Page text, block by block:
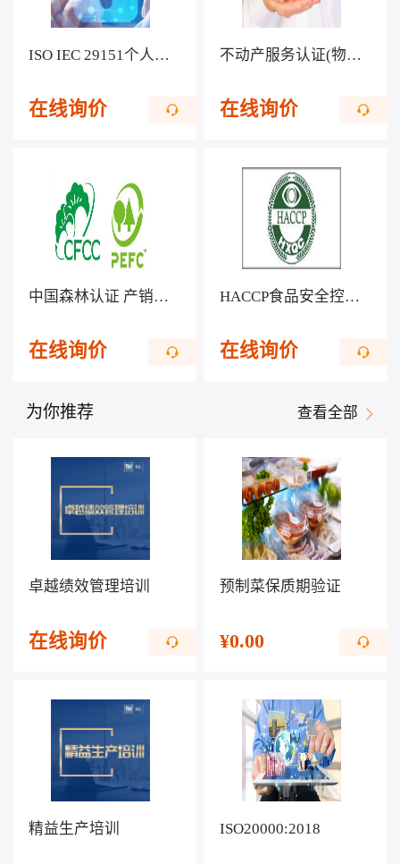
ISO IEC 29151个人可识别信息保护管理体系认证
在线询价
不动产服务认证(物业服务)
在线询价
中国森林认证 产销监管链CFCC/COC
在线询价
HACCP食品安全控制体系认证
在线询价
为你推荐 查看全部
卓越绩效管理培训
在线询价
预制菜保质期验证
¥0.00
精益生产培训 ISO20000:2018